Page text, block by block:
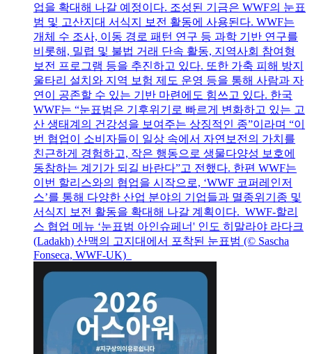
업을 확대해 나갈 예정이다. 조성된 기금은 WWF의 눈표
범 및 고산지대 서식지 보전 활동에 사용된다. WWF는
개체 수 조사, 이동 경로 패턴 연구 등 과학 기반 연구를
비롯해, 밀렵 및 불법 거래 단속 활동, 지역사회 참여형
보전 프로그램 등을 추진하고 있다. 또한 가축 피해 방지
울타리 설치와 지역 보험 제도 운영 등을 통해 사람과 자
연이 공존할 수 있는 기반 마련에도 힘쓰고 있다. 한국
WWF는 “눈표범은 기후위기로 빠르게 변화하고 있는 고
산 생태계의 건강성을 보여주는 상징적인 종”이라며 “이
번 협업이 소비자들이 일상 속에서 자연보전의 가치를
친근하게 경험하고, 작은 행동으로 생물다양성 보호에
동참하는 계기가 되길 바란다”고 전했다. 한편 WWF는
이번 할리스와의 협업을 시작으로, ‘WWF 코퍼레인저
스’를 통해 다양한 산업 분야의 기업들과 멸종위기종 및
서식지 보전 활동을 확대해 나갈 계획이다. WWF-할리
스 협업 메뉴 ‘눈표범 아인슈페너' 인도 히말라야 라다크
(Ladakh) 산맥의 고지대에서 포착된 눈표범 (© Sascha
Fonseca, WWF-UK)